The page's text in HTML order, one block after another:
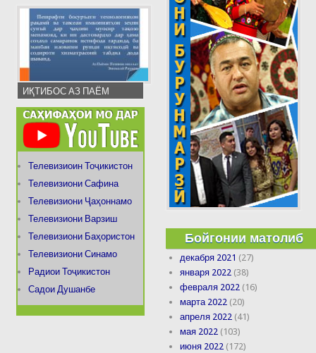
ИҚТИБОС АЗ ПАЁМ
Телевизиоин Тоҷикистон
Телевизиони Сафина
Телевизиони Ҷаҳоннамо
Телевизиони Варзиш
Телевизиони Баҳористон
Телевизиони Синамо
Радиои Тоҷикистон
Садои Душанбе
Бойгонии матолиб
декабря 2021 (27)
января 2022 (38)
февраля 2022 (16)
марта 2022 (20)
апреля 2022 (41)
мая 2022 (103)
июня 2022 (172)